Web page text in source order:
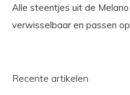
Alle steentjes uit de Melano
verwisselbaar en passen op
Recente artikelen